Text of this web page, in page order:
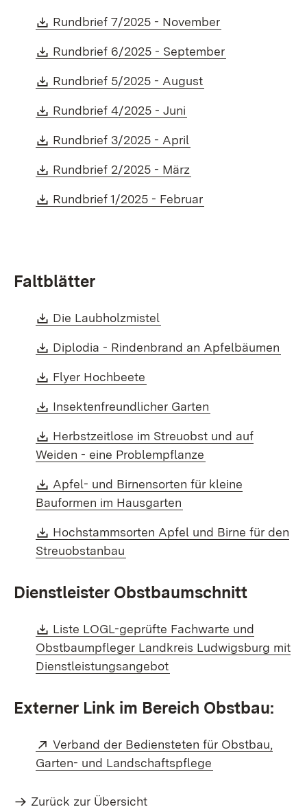
Download:
Rundbrief 7/2025 - November
Download:
Rundbrief 6/2025 - September
Download:
Rundbrief 5/2025 - August
Download:
Rundbrief 4/2025 - Juni
Download:
Rundbrief 3/2025 - April
Download:
Rundbrief 2/2025 - März
Download:
Rundbrief 1/2025 - Februar
Faltblätter
Download:
Die Laubholzmistel
Download:
Diplodia - Rindenbrand an Apfelbäumen
Download:
Flyer Hochbeete
Download:
Insektenfreundlicher Garten
Download:
Herbstzeitlose im Streuobst und auf
Weiden - eine Problempflanze
Download:
Apfel- und Birnensorten für kleine
Bauformen im Hausgarten
Download:
Hochstammsorten Apfel und Birne für den
Streuobstanbau
Dienstleister Obstbaumschnitt
Download:
Liste LOGL-geprüfte Fachwarte und
Obstbaumpfleger Landkreis Ludwigsburg mit
Dienstleistungsangebot
Externer Link im Bereich Obstbau:
Extern:
Verband der Bediensteten für Obstbau,
Garten- und Landschaftspflege
Zurück zur Übersicht